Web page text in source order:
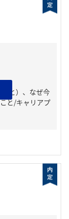
と）、なぜ今
と/キャリアプ